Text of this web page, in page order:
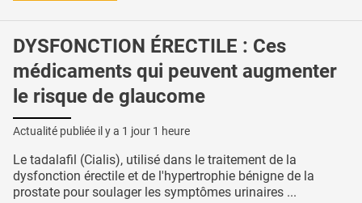
DYSFONCTION ÉRECTILE : Ces
médicaments qui peuvent augmenter
le risque de glaucome
Actualité publiée il y a 1 jour 1 heure
Le tadalafil (Cialis), utilisé dans le traitement de la
dysfonction érectile et de l'hypertrophie bénigne de la
prostate pour soulager les symptômes urinaires ...